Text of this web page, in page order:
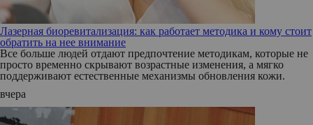
Лазерная биоревитализация: как работает методика и кому стоит
обратить на нее внимание
Все больше людей отдают предпочтение методикам, которые не
просто временно скрывают возрастные изменения, а мягко
поддерживают естественные механизмы обновления кожи.
вчера